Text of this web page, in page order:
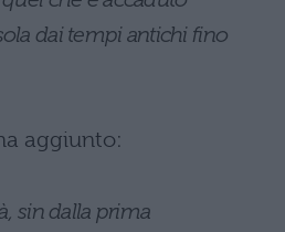
dai tempi antichi fino
aggiunto:
sin dalla prima